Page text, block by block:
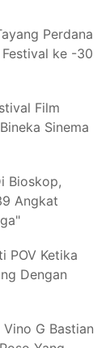
Perdana
ke -30
Film
Sinema
Bioskop,
Angkat
POV Ketika
Dengan
Vino G Bastian